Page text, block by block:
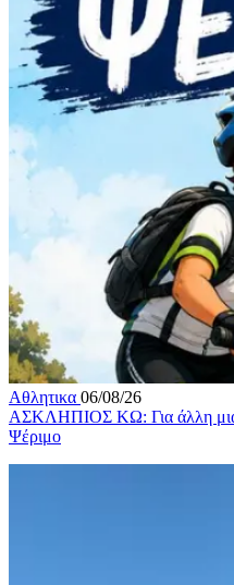
Αθλητικα 06/08/26
ΑΣΚΛΗΠΙΟΣ ΚΩ: Για άλλη
Ψέριμο